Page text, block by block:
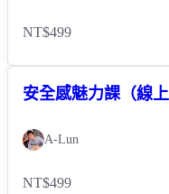
NT$499
安全感魅力課（線上
A-Lun
NT$499